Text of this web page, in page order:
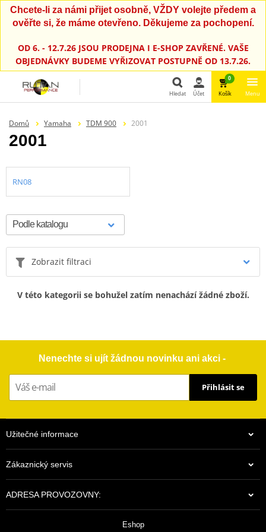
Chcete-li za námi přijet osobně, VŽDY volejte předem a
ověřte si, že máme otevřeno. Děkujeme za pochopení.
OD 6. - 12.7.26 JSOU PRODEJNA I E-SHOP ZAVŘENÉ. VAŠE
OBJEDNÁVKY BUDEME VYŘIZOVAT POSTUPNĚ OD 13.7.26.
Hledat Účet
0
Košík Menu
Domů Yamaha TDM 900 2001
2001
RN08
Zobrazit filtraci
V této kategorii se bohužel zatím nenachází žádné zboží.
Nenechte si ujít žádnou novinku ani akci -
Přihlásit se
Užitečné informace
Zákaznický servis
ADRESA PROVOZOVNY:
Eshop